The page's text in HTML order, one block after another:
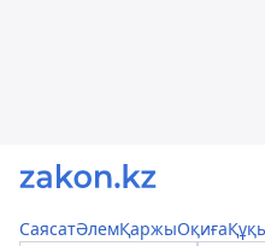
СаясатӘлемҚаржыОқиға